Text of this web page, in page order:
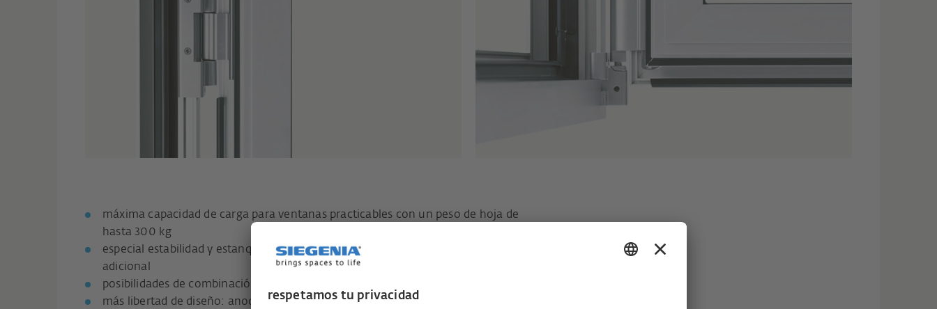
máxima capacidad de carga para ventanas practicables con un peso de hoja de
hasta 300 kg
especial estabilidad y estanqueidad mediante la bisagra central de hoja
adicional
posibilidades de combinación para aumentar la protección acústica y térmica
más libertad de diseño: anodizado o lacado individual